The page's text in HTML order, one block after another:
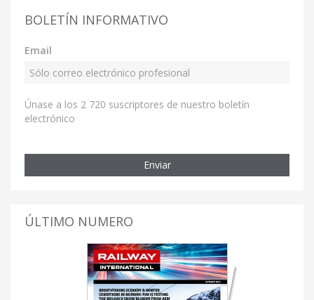
BOLETÍN INFORMATIVO
Email
Únase a los 2 720 suscriptores de nuestro boletín
electrónico
Enviar
ÚLTIMO NUMERO